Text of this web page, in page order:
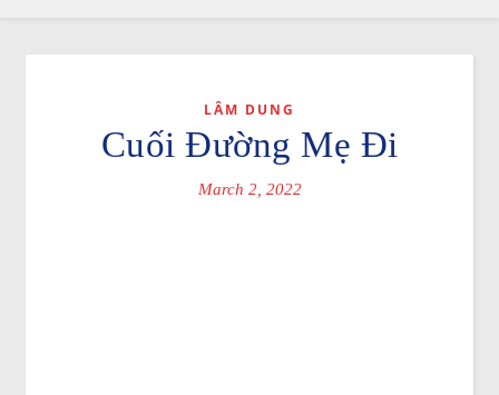
LÂM DUNG
Cuối Đường Mẹ Đi
March 2, 2022